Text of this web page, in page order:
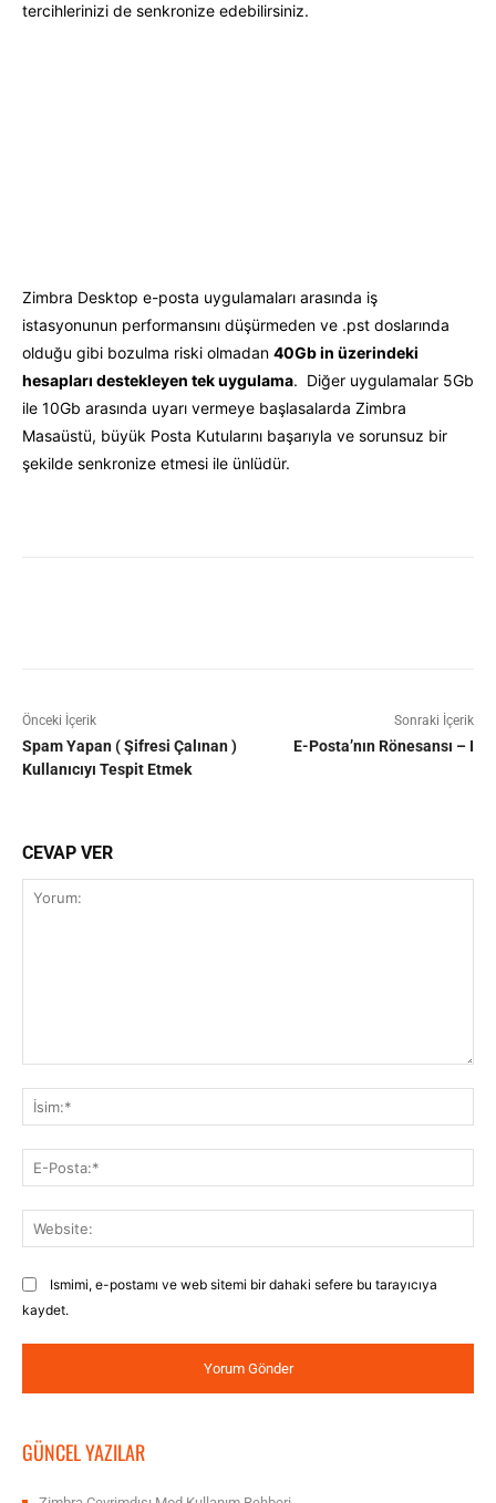
tercihlerinizi de senkronize edebilirsiniz.
Zimbra Desktop e-posta uygulamaları arasında iş
istasyonunun performansını düşürmeden ve .pst doslarında
olduğu gibi bozulma riski olmadan 40Gb in üzerindeki
hesapları destekleyen tek uygulama. Diğer uygulamalar 5Gb
ile 10Gb arasında uyarı vermeye başlasalarda Zimbra
Masaüstü, büyük Posta Kutularını başarıyla ve sorunsuz bir
şekilde senkronize etmesi ile ünlüdür.
Önceki İçerik
Spam Yapan ( Şifresi Çalınan )
Kullanıcıyı Tespit Etmek
Sonraki İçerik
E-Posta’nın Rönesansı – I
CEVAP VER
Ismimi, e-postamı ve web sitemi bir dahaki sefere bu tarayıcıya
kaydet.
GÜNCEL YAZILAR